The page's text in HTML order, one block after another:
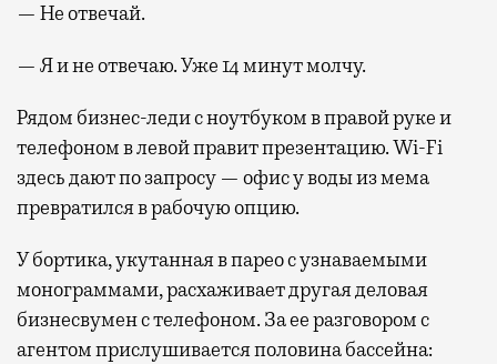
— Не отвечай.
— Я и не отвечаю. Уже 14 минут молчу.
Рядом бизнес-леди с ноутбуком в правой руке и
телефоном в левой правит презентацию. Wi-Fi
здесь дают по запросу — офис у воды из мема
превратился в рабочую опцию.
У бортика, укутанная в парео с узнаваемыми
монограммами, расхаживает другая деловая
бизнесвумен с телефоном. За ее разговором с
агентом прислушивается половина бассейна: